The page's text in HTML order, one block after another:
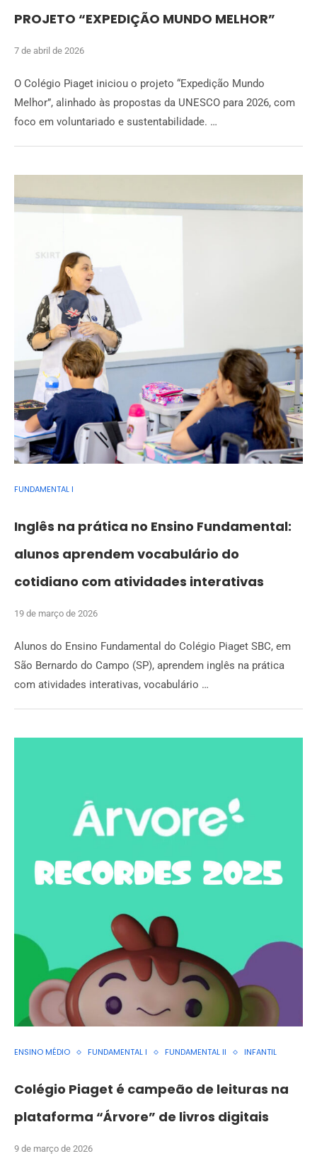
PROJETO “EXPEDIÇÃO MUNDO MELHOR”
7 de abril de 2026
O Colégio Piaget iniciou o projeto “Expedição Mundo
Melhor”, alinhado às propostas da UNESCO para 2026, com
foco em voluntariado e sustentabilidade. …
FUNDAMENTAL I
Inglês na prática no Ensino Fundamental:
alunos aprendem vocabulário do
cotidiano com atividades interativas
19 de março de 2026
Alunos do Ensino Fundamental do Colégio Piaget SBC, em
São Bernardo do Campo (SP), aprendem inglês na prática
com atividades interativas, vocabulário …
ENSINO MÉDIO FUNDAMENTAL I FUNDAMENTAL II INFANTIL
Colégio Piaget é campeão de leituras na
plataforma “Árvore” de livros digitais
9 de março de 2026